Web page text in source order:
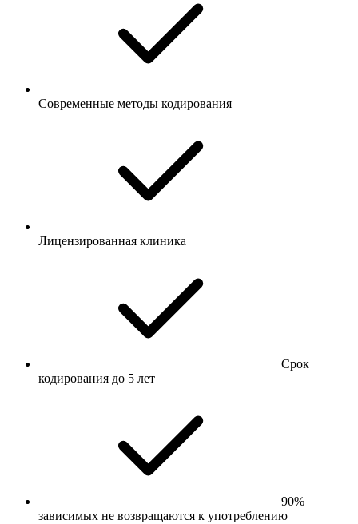
Современные методы кодирования
Лицензированная клиника
Срок
кодирования до 5 лет
90%
зависимых не возвращаются к употреблению